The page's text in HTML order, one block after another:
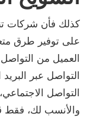
كذلك فأن شركات
على توفير طرق
العميل من
التواصل عبر
التواصل
والأنسب لك، فقط